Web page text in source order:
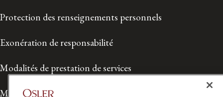
Protection des renseignements personnels
Exonération de responsabilité
Modalités de prestation de services
Modalités d'utilisation